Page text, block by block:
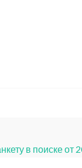
в поиске от